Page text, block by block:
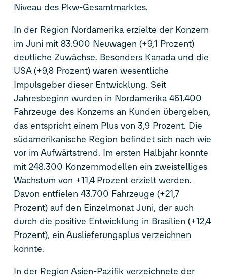
Niveau des Pkw-Gesamtmarktes.
In der Region Nordamerika erzielte der Konzern
im Juni mit 83.900 Neuwagen (+9,1 Prozent)
deutliche Zuwächse. Besonders Kanada und die
USA (+9,8 Prozent) waren wesentliche
Impulsgeber dieser Entwicklung. Seit
Jahresbeginn wurden in Nordamerika 461.400
Fahrzeuge des Konzerns an Kunden übergeben,
das entspricht einem Plus von 3,9 Prozent. Die
südamerikanische Region befindet sich nach wie
vor im Aufwärtstrend. Im ersten Halbjahr konnte
mit 248.300 Konzernmodellen ein zweistelliges
Wachstum von +11,4 Prozent erzielt werden.
Davon entfielen 43.700 Fahrzeuge (+21,7
Prozent) auf den Einzelmonat Juni, der auch
durch die positive Entwicklung in Brasilien (+12,4
Prozent), ein Auslieferungsplus verzeichnen
konnte.
In der Region Asien-Pazifik verzeichnete der